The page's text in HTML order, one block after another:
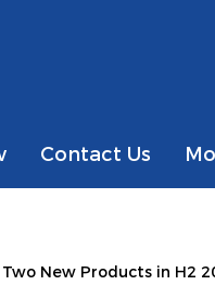
Contact Us
New Products in H2